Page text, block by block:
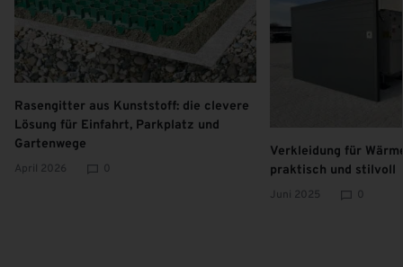
Rasengitter aus Kunststoff: die clevere
Lösung für Einfahrt, Parkplatz und
Gartenwege
April 2026 0
Verkleidung für
praktisch und stilvoll
Juni 2025 0